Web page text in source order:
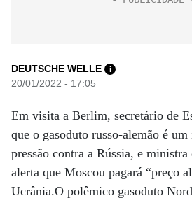
DEUTSCHE WELLE i
20/01/2022 - 17:05
Em visita a Berlim, secretário de
que o gasoduto russo-alemão é
pressão contra a Rússia, e
alerta que Moscou pagará “preço
Ucrânia.O polêmico gasoduto